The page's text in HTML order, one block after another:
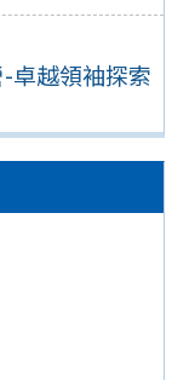
卓越領袖探索